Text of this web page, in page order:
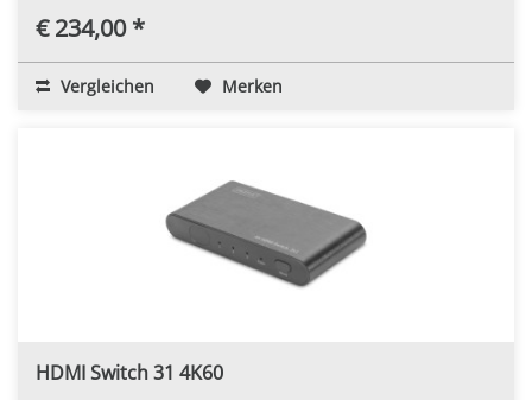
€ 234,00 *
Vergleichen Merken
HDMI Switch 31 4K60